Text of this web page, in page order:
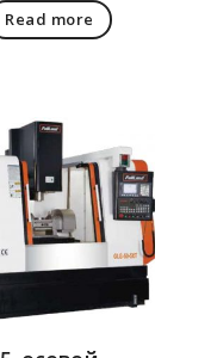
Read more